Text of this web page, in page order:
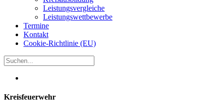
Leistungsvergleiche
Leistungswettbewerbe
Termine
Kontakt
Cookie-Richtlinie (EU)
Kreisfeuerwehr